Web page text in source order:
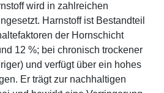
wird in zahlreichen
Harnstoff ist Bestandteil
der Hornschicht
12 %; bei chronisch trockener
und verfügt über ein hohes
Er trägt zur nachhaltigen